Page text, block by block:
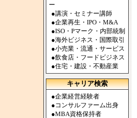
ー
●講演・セミナー講師
●企業再生・IPO・M&A
●ISO・Pマーク・内部統制
●海外ビジネス・国際取引
●小売業・流通・サービス
●飲食店・フードビジネス
●住宅・建設・不動産業
キャリア検索
●企業経営経験者
● コンサルファーム出身
●MBA資格保持者